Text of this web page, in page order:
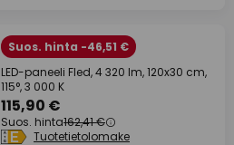
Suos. hinta -46,51 €
LED-paneeli Fled, 4 320 lm, 120x30 cm,
115°, 3 000 K
115,90 €
Suos. hinta162,41 €
Tuotetietolomake